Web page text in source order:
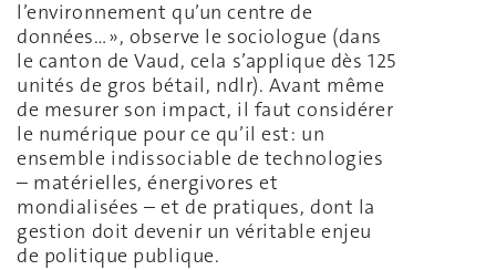
l’environnement qu’un centre de
données… », observe le sociologue (dans
le canton de Vaud, cela s’applique dès 125
unités de gros bétail, ndlr). Avant même
de mesurer son impact, il faut considérer
le numérique pour ce qu’il est: un
ensemble indissociable de technologies
– matérielles, énergivores et
mondialisées – et de pratiques, dont la
gestion doit devenir un véritable enjeu
de politique publique.